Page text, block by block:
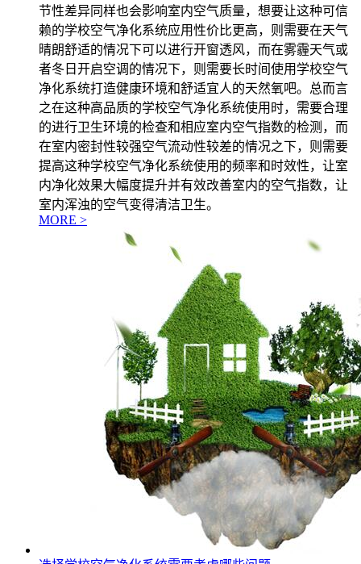
节性差异同样也会影响室内空气质量，想要让这种可信
赖的学校空气净化系统应用性价比更高，则需要在天气
晴朗舒适的情况下可以进行开窗透风，而在雾霾天气或
者冬日开启空调的情况下，则需要长时间使用学校空气
净化系统打造健康环境和舒适宜人的天然氧吧。总而言
之在这种高品质的学校空气净化系统使用时，需要合理
的进行卫生环境的检查和相应室内空气指数的检测，而
在室内密封性较强空气流动性较差的情况之下，则需要
提高这种学校空气净化系统使用的频率和时效性，让室
内净化效果大幅度提升并有效改善室内的空气指数，让
室内浑浊的空气变得清洁卫生。
MORE >